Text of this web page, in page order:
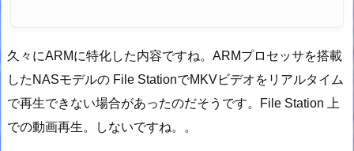
久々にARMに特化した内容ですね。ARMプロセッサを搭載
したNASモデルの File StationでMKVビデオをリアルタイム
で再生できない場合があったのだそうです。File Station 上
での動画再生。しないですね。。